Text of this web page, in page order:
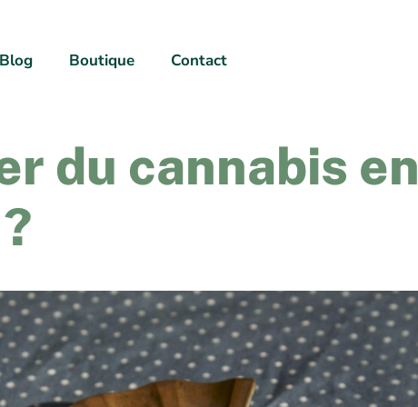
Blog Boutique Contact
du cannabis en